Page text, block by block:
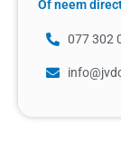
Of neem
077 302